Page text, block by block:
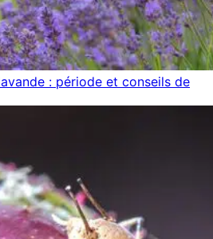
: période et conseils de